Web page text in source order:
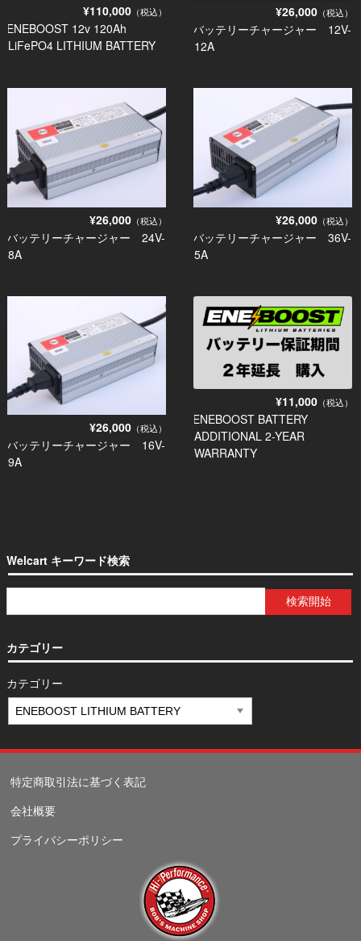
¥110,000（税込）
ENEBOOST 12v 120Ah
LiFePO4 LITHIUM BATTERY
¥26,000（税込）
バッテリーチャージャー 12V-
12A
¥26,000（税込）
バッテリーチャージャー 24V-
8A
¥26,000（税込）
バッテリーチャージャー 36V-
5A
¥26,000（税込）
バッテリーチャージャー 16V-
9A
¥11,000（税込）
ENEBOOST BATTERY
ADDITIONAL 2-YEAR
WARRANTY
Welcart キーワード検索
カテゴリー
カテゴリー
特定商取引法に基づく表記
会社概要
プライバシーポリシー